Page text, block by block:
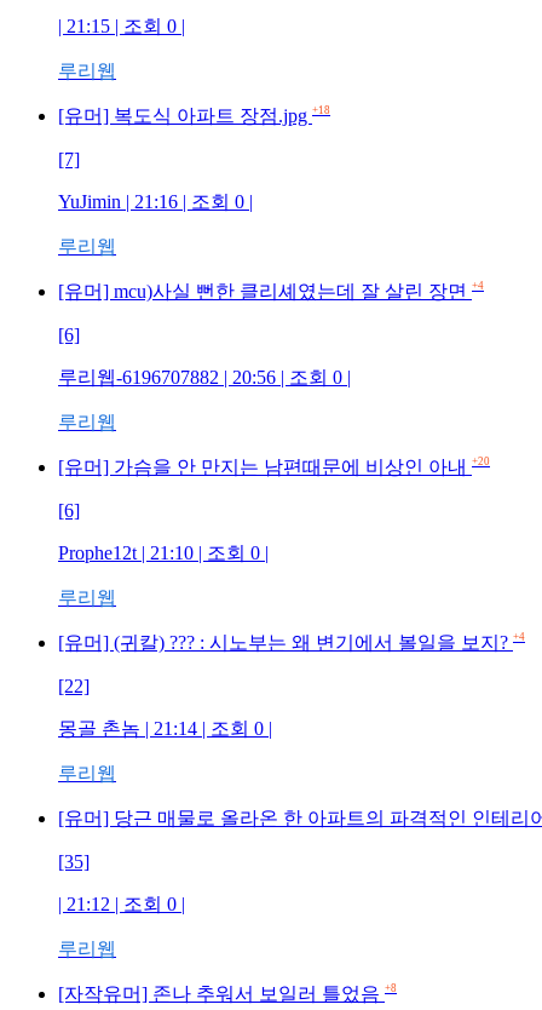
| 21:15 | 조회 0 |
루리웹
[유머] 복도식 아파트 장점.jpg +18
[7]
YuJimin | 21:16 | 조회 0 |
루리웹
[유머] mcu)사실 뻔한 클리셰였는데 잘 살린 장면 +4
[6]
루리웹-6196707882 | 20:56 | 조회 0 |
루리웹
[유머] 가슴을 안 만지는 남편때문에 비상인 아내 +20
[6]
Prophe12t | 21:10 | 조회 0 |
루리웹
[유머] (귀칼) ??? : 시노부는 왜 변기에서 볼일을 보지? +4
[22]
몽골 촌놈 | 21:14 | 조회 0 |
루리웹
[유머] 당근 매물로 올라온 한 아파트의 파격적인 인테리
[35]
| 21:12 | 조회 0 |
루리웹
[자작유머] 존나 추워서 보일러 틀었음 +8